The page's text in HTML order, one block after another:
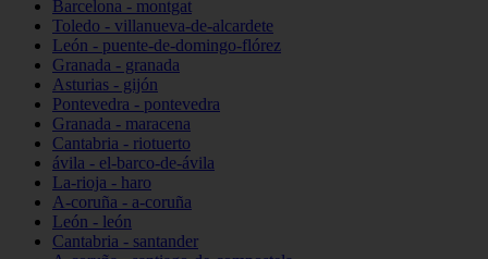
Barcelona - montgat
Toledo - villanueva-de-alcardete
León - puente-de-domingo-flórez
Granada - granada
Asturias - gijón
Pontevedra - pontevedra
Granada - maracena
Cantabria - riotuerto
ávila - el-barco-de-ávila
La-rioja - haro
A-coruña - a-coruña
León - león
Cantabria - santander